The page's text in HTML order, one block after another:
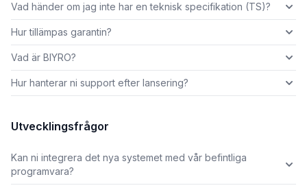
Vad händer om jag inte har en teknisk specifikation (TS)?
Hur tillämpas garantin?
Vad är BIYRO?
Hur hanterar ni support efter lansering?
Utvecklingsfrågor
Kan ni integrera det nya systemet med vår befintliga
programvara?